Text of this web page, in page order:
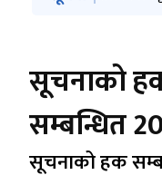
सूचनाको
सम्बन्धित
सूचनाको हक